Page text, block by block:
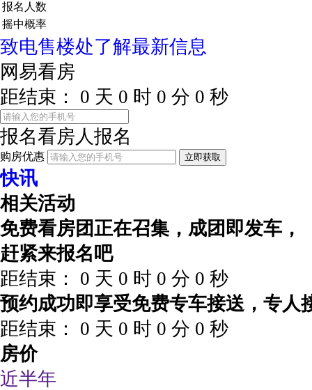
报名人数
摇中概率
致电售楼处了解最新信息
网易看房
距结束：
0 天 0 时 0 分 0 秒
报名看房人报名
购房优惠 立即获取
快讯
相关活动
免费看房团正在召集，成团即发车，
赶紧来报名吧
距结束：
0 天 0 时 0 分 0 秒
预约成功即享受免费专车接送，专人
距结束：
0 天 0 时 0 分 0 秒
房价
近半年